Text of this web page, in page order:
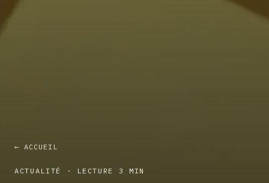
← ACCUEIL
ACTUALITÉ · LECTURE 3 MIN